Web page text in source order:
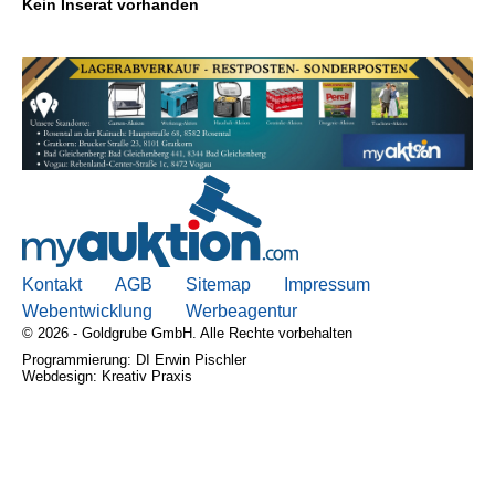
AGB, Nutzungsbedingungen
Impressum
Kein Inserat vorhanden
Kontakt AGB Sitemap
Impressum
Webentwicklung
Werbeagentur
© 2026 - Goldgrube GmbH. Alle Rechte vorbehalten
Programmierung: DI Erwin Pischler
Webdesign: Kreativ Praxis